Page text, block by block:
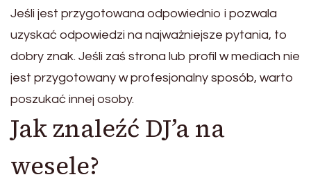
Jeśli jest przygotowana odpowiednio i pozwala
uzyskać odpowiedzi na najważniejsze pytania, to
dobry znak. Jeśli zaś strona lub profil w mediach nie
jest przygotowany w profesjonalny sposób, warto
poszukać innej osoby.
Jak znaleźć DJ’a na
wesele?